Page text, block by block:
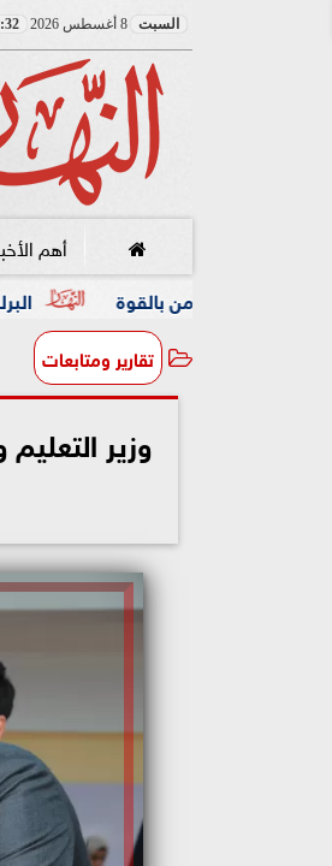
السبت 8 أغسطس 2026
أهم
البرلمان العربي يدين
تقارير ومتابعات
وزير